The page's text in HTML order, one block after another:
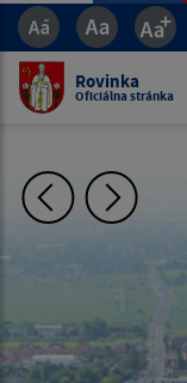
Rovinka
Oficiálna stránka